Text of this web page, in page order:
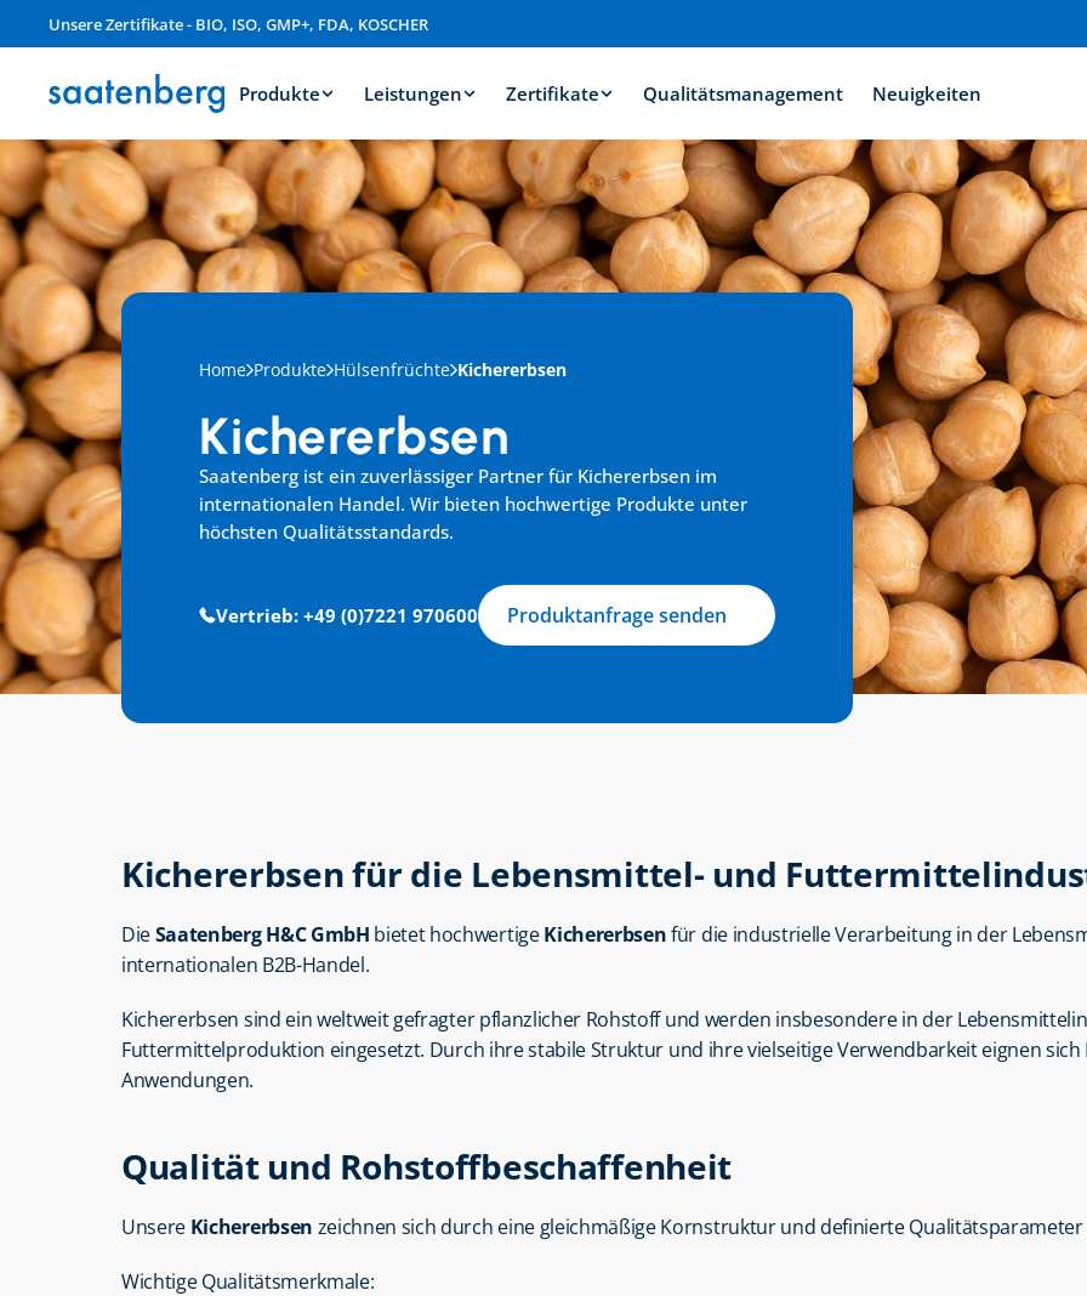
Unsere Zertifikate - BIO, ISO, GMP+, FDA, KOSCHER
Produkte Leistungen Zertifikate Qualitätsmanagement Neuigkeiten
Home Produkte Hülsenfrüchte Kichererbsen
Kichererbsen
Saatenberg ist ein zuverlässiger Partner für Kichererbsen im
internationalen Handel. Wir bieten hochwertige Produkte unter
höchsten Qualitätsstandards.
Vertrieb: +49 (0)7221 970600 Produktanfrage senden
Kichererbsen für die Lebensmittel- und
Die Saatenberg H&C GmbH bietet hochwertige Kichererbsen für die industrielle Verarbeitung in der
internationalen B2B-Handel.
Kichererbsen sind ein weltweit gefragter pflanzlicher Rohstoff und werden insbesondere in der
Futtermittelproduktion eingesetzt. Durch ihre stabile Struktur und ihre vielseitige Verwendbarkeit eignen
Anwendungen.
Qualität und Rohstoffbeschaffenheit
Unsere Kichererbsen zeichnen sich durch eine gleichmäßige Kornstruktur und definierte Qualitätsparameter
Wichtige Qualitätsmerkmale: